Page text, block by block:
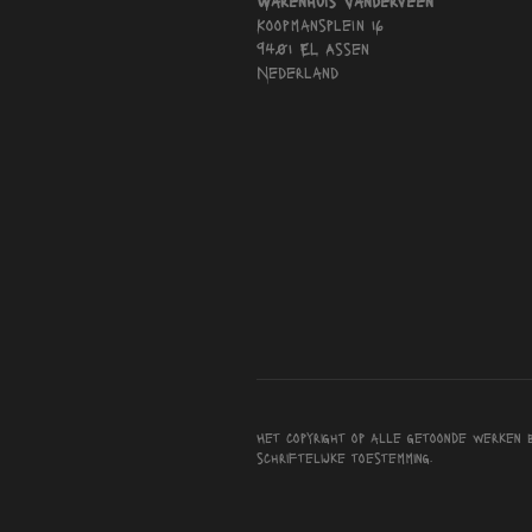
Koopmansplein 16
9401 EL Assen
Nederland
Het copyright op alle getoonde werken
schriftelijke toestemming.